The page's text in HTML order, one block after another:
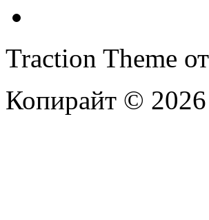
Traction Theme
Копирайт ©